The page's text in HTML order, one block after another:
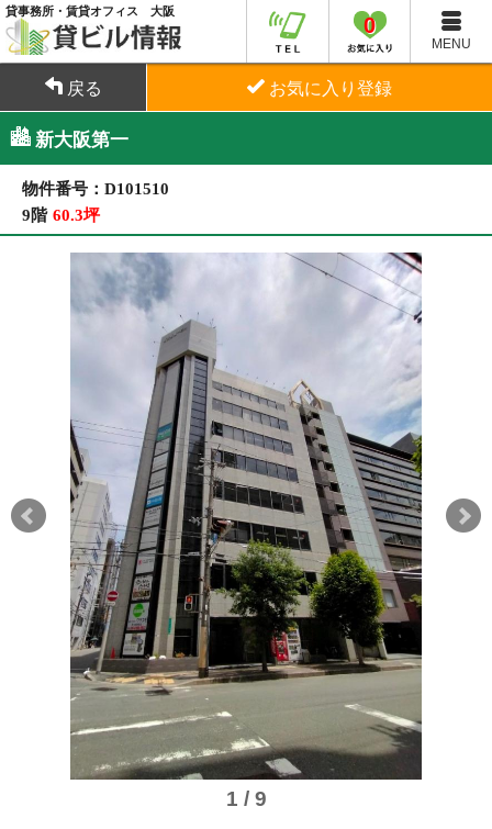
貸事務所・賃貸オフィス 大阪
MENU
0
戻る お気に入り登録
新大阪第一
物件番号：D101510
9階 60.3坪
1 / 9